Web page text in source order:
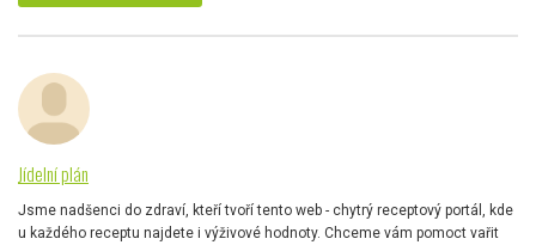
Jídelní plán
Jsme nadšenci do zdraví, kteří tvoří tento web - chytrý receptový portál, kde
u každého receptu najdete i výživové hodnoty. Chceme vám pomoct vařit